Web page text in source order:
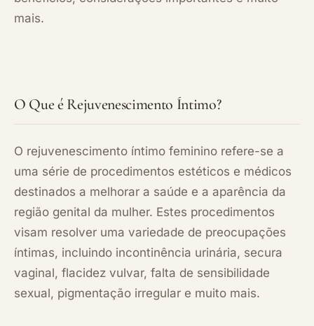
mais.
O Que é Rejuvenescimento Íntimo?
O rejuvenescimento íntimo feminino refere-se a
uma série de procedimentos estéticos e médicos
destinados a melhorar a saúde e a aparência da
região genital da mulher. Estes procedimentos
visam resolver uma variedade de preocupações
íntimas, incluindo incontinência urinária, secura
vaginal, flacidez vulvar, falta de sensibilidade
sexual, pigmentação irregular e muito mais.